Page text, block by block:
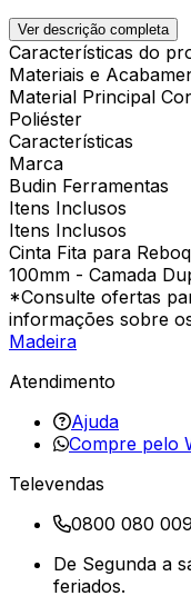
Ver descrição completa
Características do
Materiais e
Material Principal
Poliéster
Características
Marca
Budin Ferramentas
Itens Inclusos
Itens Inclusos
Cinta Fita para
100mm - Camada
*Consulte ofertas
informações sobre
Madeira
Atendimento
Ajuda
Compre pelo
Televendas
0800 080
De Segunda a
feriados.